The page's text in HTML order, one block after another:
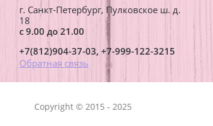
г. Санкт-Петербург, Пулковское ш. д.
18
с 9.00 до 21.00
+7(812)904-37-03 +7-999-122-3215
Обратная связь
Copyright © 2015 - 2025